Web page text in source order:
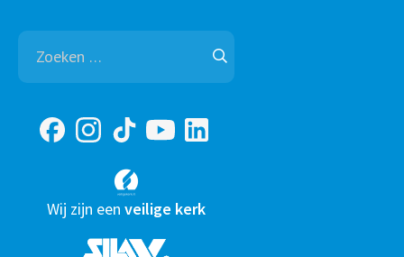
Zoeken
naar:
Wij zijn een veilige kerk